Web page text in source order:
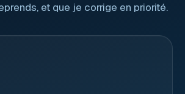
et que je corrige en priorité.